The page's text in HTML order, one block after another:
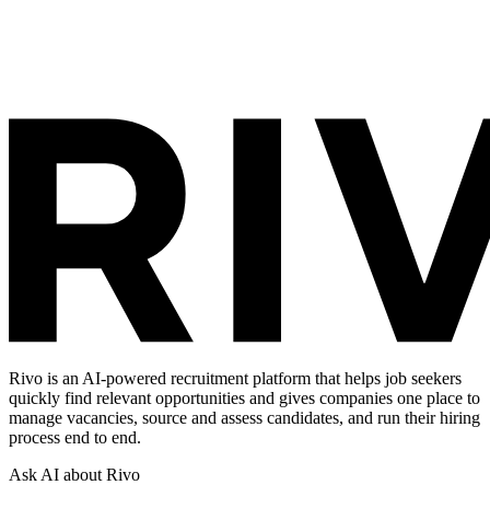
Rivo is an AI-powered recruitment platform that helps job seekers
quickly find relevant opportunities and gives companies one place to
manage vacancies, source and assess candidates, and run their hiring
process end to end.
Ask AI about Rivo